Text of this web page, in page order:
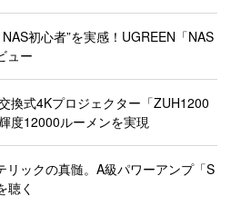
初心者”を実感！UGREEN「NAS
ュー
換式4Kプロジェクター「ZUH1200
度12000ルーメンを実現
リックの真髄。A級パワーアンプ「S
聴く